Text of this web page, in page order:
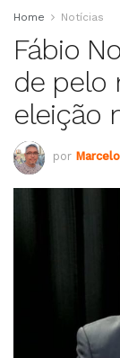
Home Notícias
Fábio
de pelo
eleição
por